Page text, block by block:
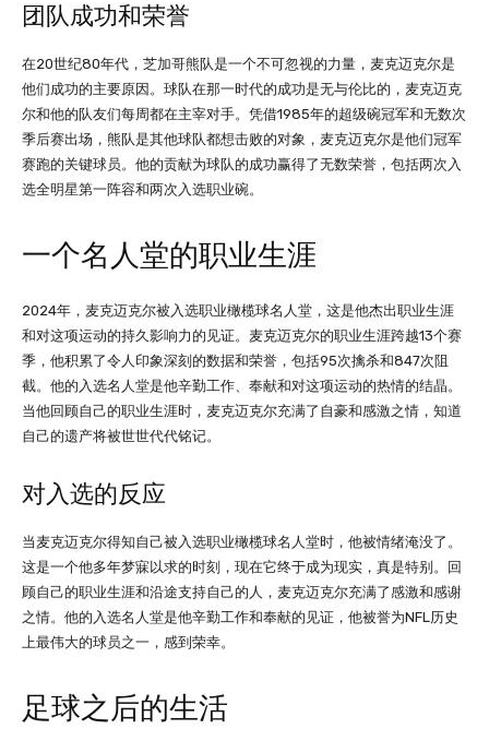
团队成功和荣誉
在20世纪80年代，芝加哥熊队是一个不可忽视的力量，麦克迈克尔是
他们成功的主要原因。球队在那一时代的成功是无与伦比的，麦克迈克
尔和他的队友们每周都在主宰对手。凭借1985年的超级碗冠军和无数次
季后赛出场，熊队是其他球队都想击败的对象，麦克迈克尔是他们冠军
赛跑的关键球员。他的贡献为球队的成功赢得了无数荣誉，包括两次入
选全明星第一阵容和两次入选职业碗。
一个名人堂的职业生涯
2024年，麦克迈克尔被入选职业橄榄球名人堂，这是他杰出职业生涯
和对这项运动的持久影响力的见证。麦克迈克尔的职业生涯跨越13个赛
季，他积累了令人印象深刻的数据和荣誉，包括95次擒杀和847次阻
截。他的入选名人堂是他辛勤工作、奉献和对这项运动的热情的结晶。
当他回顾自己的职业生涯时，麦克迈克尔充满了自豪和感激之情，知道
自己的遗产将被世世代代铭记。
对入选的反应
当麦克迈克尔得知自己被入选职业橄榄球名人堂时，他被情绪淹没了。
这是一个他多年梦寐以求的时刻，现在它终于成为现实，真是特别。回
顾自己的职业生涯和沿途支持自己的人，麦克迈克尔充满了感激和感谢
之情。他的入选名人堂是他辛勤工作和奉献的见证，他被誉为NFL历史
上最伟大的球员之一，感到荣幸。
足球之后的生活